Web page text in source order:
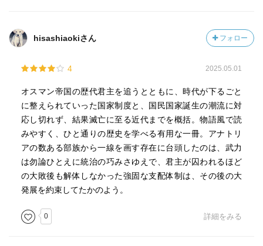
hisashiaokiさん フォロー
4 2025.05.01
オスマン帝国の歴代君主を追うとともに、時代が下るごと
に整えられていった国家制度と、国民国家誕生の潮流に対
応し切れず、結果滅亡に至る近代までを概括。物語風で読
みやすく、ひと通りの歴史を学べる有用な一冊。アナトリ
アの数ある部族から一線を画す存在に台頭したのは、武力
は勿論ひとえに統治の巧みさゆえで、君主が囚われるほど
の大敗後も解体しなかった強固な支配体制は、その後の大
発展を約束してたかのよう。
0 詳細をみる